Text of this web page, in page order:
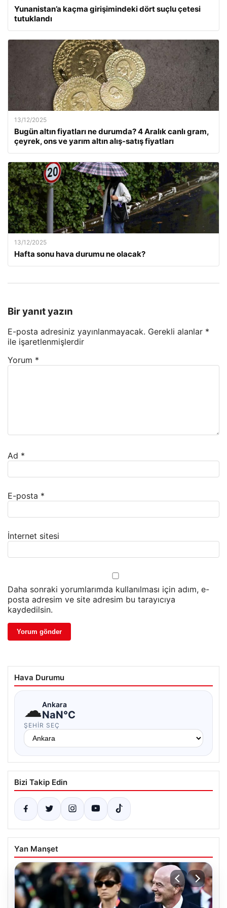
Yunanistan’a kaçma girişimindeki dört suçlu çetesi
tutuklandı
13/12/2025
Bugün altın fiyatları ne durumda? 4 Aralık canlı gram,
çeyrek, ons ve yarım altın alış-satış fiyatları
13/12/2025
Hafta sonu hava durumu ne olacak?
Bir yanıt yazın
E-posta adresiniz yayınlanmayacak. Gerekli alanlar *
ile işaretlenmişlerdir
Yorum *
Ad *
E-posta *
İnternet sitesi
Daha sonraki yorumlarımda kullanılması için adım, e-
posta adresim ve site adresim bu tarayıcıya
kaydedilsin.
Hava Durumu
☁Ankara
NaN°C
ŞEHIR SEÇ
Bizi Takip Edin
Yan Manşet